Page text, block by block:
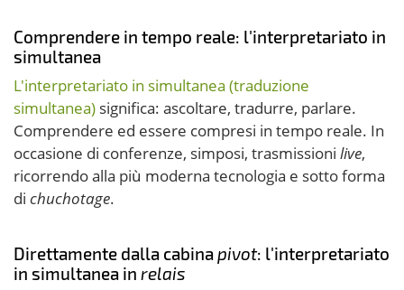
Comprendere in tempo reale: l'interpretariato in
simultanea
L'interpretariato in simultanea (traduzione
simultanea) significa: ascoltare, tradurre, parlare.
Comprendere ed essere compresi in tempo reale. In
occasione di conferenze, simposi, trasmissioni live,
ricorrendo alla più moderna tecnologia e sotto forma
di chuchotage.
Direttamente dalla cabinapivot: l'interpretariato
in simultanea in relais